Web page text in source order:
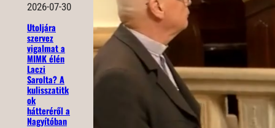
2026-07-30
Utoljára
szervez
vigalmat a
MIMK élén
Laczi
Sarolta? A
kulisszatitk
ok
hátteréről a
Nagyítóban